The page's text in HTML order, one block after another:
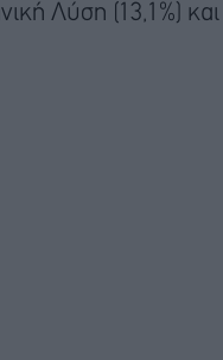
Λύση (13,1%)